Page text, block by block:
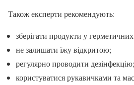
Також експерти рекомендують:
зберігати продукти у
не залишати їжу відкритою;
регулярно проводити дезінфекцію;
користуватися рукавичками та